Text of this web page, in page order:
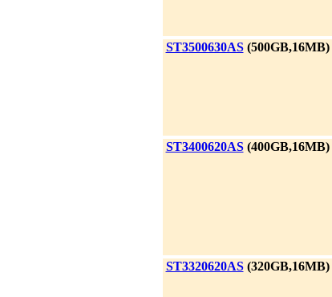
ST3500630AS(500GB,16MB)
ST3400620AS(400GB,16MB)
ST3320620AS(320GB,16MB)